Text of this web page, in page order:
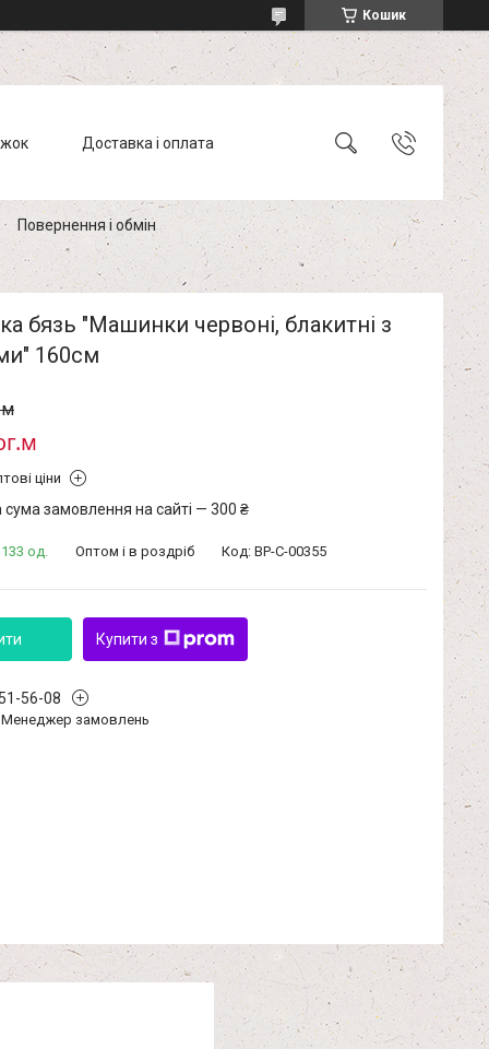
Кошик
Доставка і оплата
Повернення і обмін
бязь "Машинки червоні, блакитні з
160см
ціни
сума замовлення на сайті — 300 ₴
од. Оптом і в роздріб Код: BP-C-00355
Купити з
56-08
Менеджер замовлень